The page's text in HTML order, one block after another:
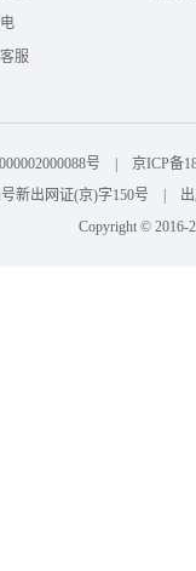
服
号 | 京ICP备
号新出网证(京)字150号 |
Copyright © 2016-